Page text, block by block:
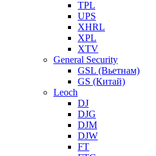
TPL
UPS
XHRL
XPL
XTV
General Security
GSL (Вьетнам)
GS (Китай)
Leoch
DJ
DJG
DJM
DJW
FT